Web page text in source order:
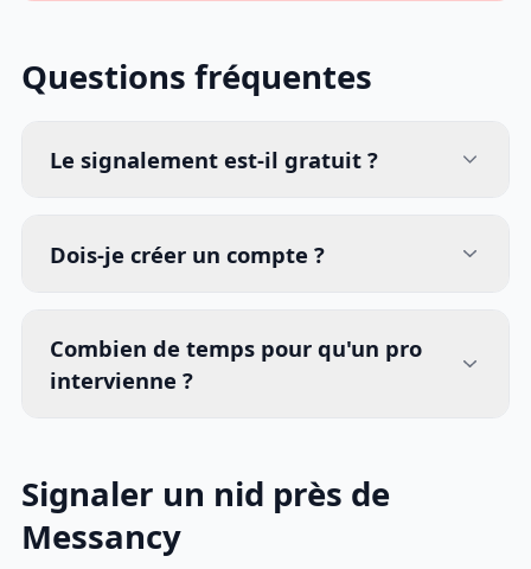
Questions fréquentes
Le signalement est-il gratuit ?
Dois-je créer un compte ?
Combien de temps pour qu'un pro
intervienne ?
Signaler un nid près de
Messancy